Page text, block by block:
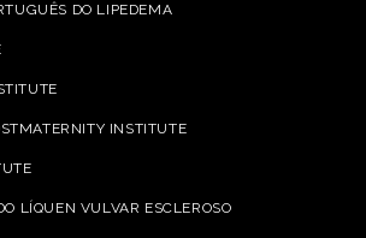
DO LIPEDEMA
INSTITUTE
LÍQUEN VULVAR ESCLEROSO